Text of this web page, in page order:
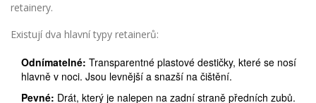
retainery.
Existují dva hlavní typy retainerů:
Odnímatelné: Transparentné plastové destičky, které se nosí
hlavně v noci. Jsou levnější a snazší na čištění.
Pevné: Drát, který je nalepen na zadní straně předních zubů.